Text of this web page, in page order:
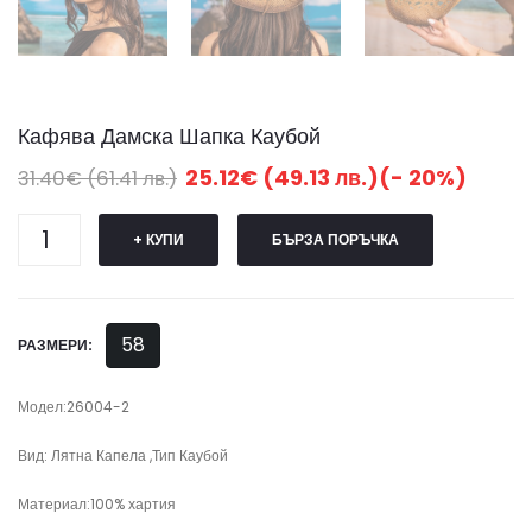
Кафява Дамска Шапка Каубой
31.40€ (61.41 лв.) 25.12€ (49.13 лв.)(- 20%)
+ КУПИ БЪРЗА ПОРЪЧКА
РАЗМЕРИ: 58
Модел:26004-2
Вид: Лятна Капела ,Тип Каубой
Материал:100% хартия